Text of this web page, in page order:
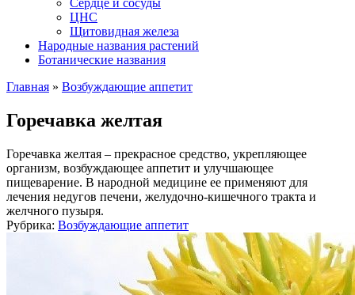
Сердце и сосуды
ЦНС
Щитовидная железа
Народные названия растений
Ботанические названия
Главная » Возбуждающие аппетит
Горечавка желтая
Горечавка желтая – прекрасное средство, укрепляющее
организм, возбуждающее аппетит и улучшающее
пищеварение. В народной медицине ее применяют для
лечения недугов печени, желудочно-кишечного тракта и
желчного пузыря.
Рубрика: Возбуждающие аппетит